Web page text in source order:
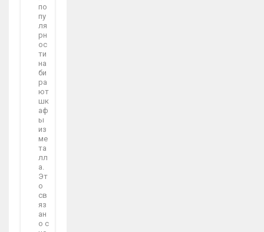
по
пу
ля
рн
ос
ти
на
би
ра
ют
шк
аф
ы
из
ме
та
лл
а.
Эт
о
св
яз
ан
о с